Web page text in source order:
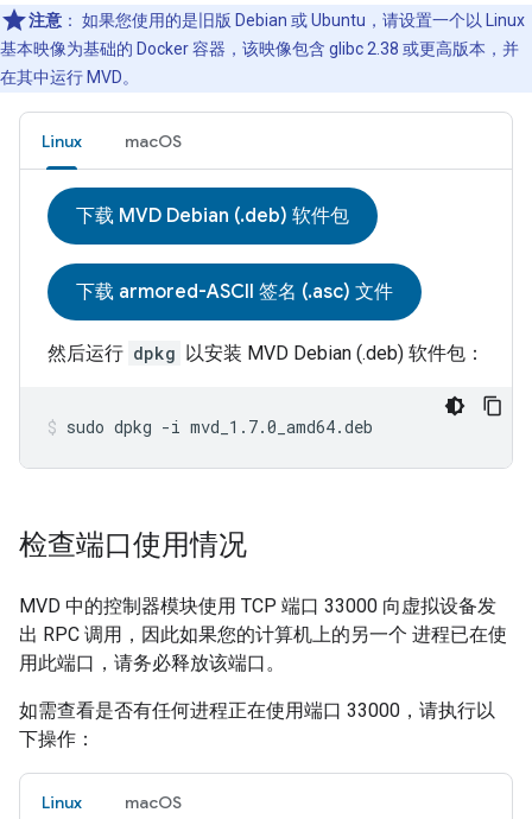
注意 ： 如果您使用的是旧版 Debian 或 Ubuntu，请设置一个以 Linux
基本映像为基础的 Docker 容器，该映像包含 glibc 2.38 或更高版本，并
在其中运行 MVD。
Linux macOS
下载 MVD Debian (.deb) 软件包
下载 armored-ASCII 签名 (.asc) 文件
然后运行 dpkg 以安装 MVD Debian (.deb) 软件包：
sudo dpkg -i mvd_1.7.0_amd64.deb
检查端口使用情况
MVD 中的控制器模块使用 TCP 端口 33000 向虚拟设备发
出 RPC 调用，因此如果您的计算机上的另一个 进程已在使
用此端口，请务必释放该端口。
如需查看是否有任何进程正在使用端口 33000，请执行以
下操作：
Linux macOS